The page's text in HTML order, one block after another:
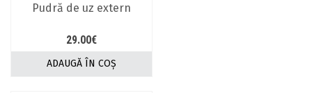
Pudră de uz extern
29.00€
ADAUGĂ ÎN COȘ